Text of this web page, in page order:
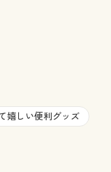
嬉しい便利グッズ